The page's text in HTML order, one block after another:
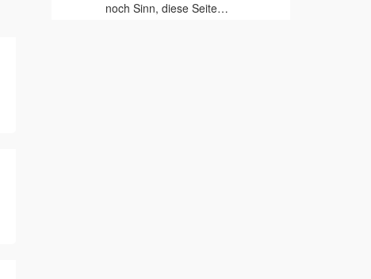
noch Sinn, diese Seite…